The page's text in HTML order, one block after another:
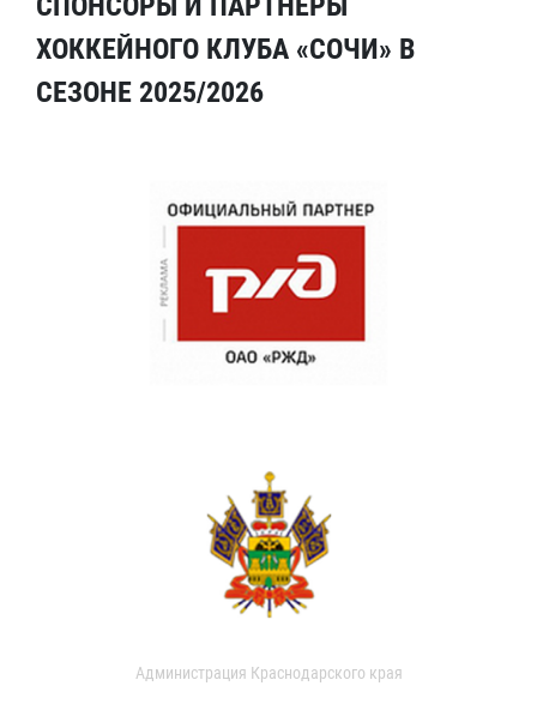
ХОККЕЙНОГО КЛУБА «СОЧИ» В
СЕЗОНЕ 2025/2026
Администрация Краснодарского края